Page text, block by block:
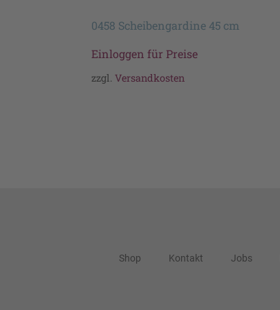
0458 Scheibengardine 45 cm
Einloggen für Preise
zzgl. Versandkosten
Shop Kontakt Jobs